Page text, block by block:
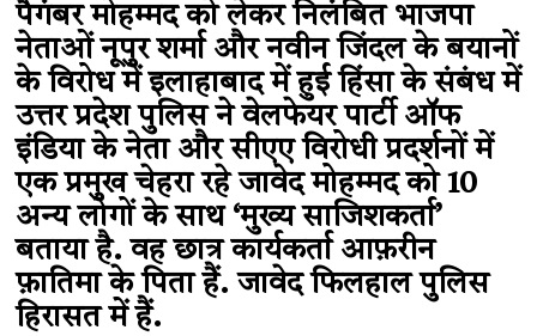
पैगंबर मोहम्मद को लेकर निलंबित भाजपा
नेताओं नूपुर शर्मा और नवीन जिंदल के बयानों
के​ विरोध में इलाहाबाद में हुई हिंसा के संबंध में
उत्तर प्रदेश पुलिस ने वेलफेयर पार्टी ऑफ
इंडिया के नेता और सीएए विरोधी प्रदर्शनों में
एक प्रमुख चेहरा रहे जावेद मोहम्मद को 10
अन्य लोगों के साथ ‘मुख्य साजिशकर्ता’
बताया है. वह छात्र कार्यकर्ता आफ़रीन
फ़ातिमा के पिता हैं. जावेद फिलहाल पुलिस
हिरासत में हैं.